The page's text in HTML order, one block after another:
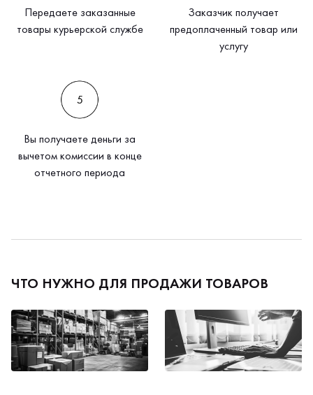
Передаете заказанные
товары курьерской службе
Заказчик получает
предоплаченный товар или
услугу
Вы получаете деньги за
вычетом комиссии в конце
отчетного периода
ЧТО НУЖНО ДЛЯ ПРОДАЖИ ТОВАРОВ